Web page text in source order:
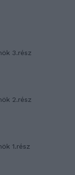
3.rész
2.rész
1.rész